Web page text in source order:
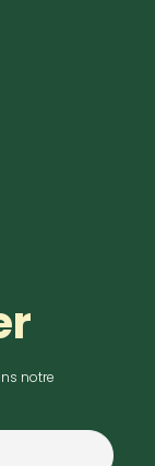
notre